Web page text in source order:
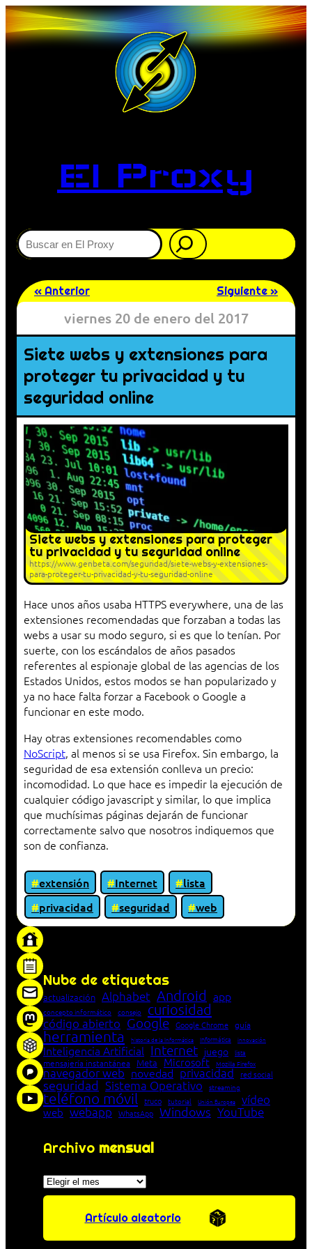
El Proxy
Buscar
« Anterior Siguiente »
viernes 20 de enero del 2017
Siete webs y extensiones para
proteger tu privacidad y tu
seguridad online
Siete webs y extensiones para proteger
tu privacidad y tu seguridad online
https://www.genbeta.com/seguridad/siete-webs-y-extensiones-
para-proteger-tu-privacidad-y-tu-seguridad-online
Hace unos años usaba HTTPS everywhere, una de las
extensiones recomendadas que forzaban a todas las
webs a usar su modo seguro, si es que lo tenían. Por
suerte, con los escándalos de años pasados
referentes al espionaje global de las agencias de los
Estados Unidos, estos modos se han popularizado y
ya no hace falta forzar a Facebook o Google a
funcionar en este modo.
Hay otras extensiones recomendables como
NoScript, al menos si se usa Firefox. Sin embargo, la
seguridad de esa extensión conlleva un precio:
incomodidad. Lo que hace es impedir la ejecución de
cualquier código javascript y similar, lo que implica
que muchísimas páginas dejarán de funcionar
correctamente salvo que nosotros indiquemos que
son de confianza.
extensión Internet
lista
privacidad
seguridad
web
Nube de etiquetas
actualización Alphabet Android app
concepto informático consejo curiosidad
código abierto Google Google Chrome guía
herramienta historia de la Informática Informática innovación
Inteligencia Artificial Internet juego lista
mensajería instantánea Meta Microsoft Mozilla Firefox
navegador web novedad privacidad red social
seguridad Sistema Operativo streaming
teléfono móvil truco tutorial Unión Europea vídeo
web webapp WhatsApp Windows YouTube
Archivo mensual
Archivos
Artículo aleatorio